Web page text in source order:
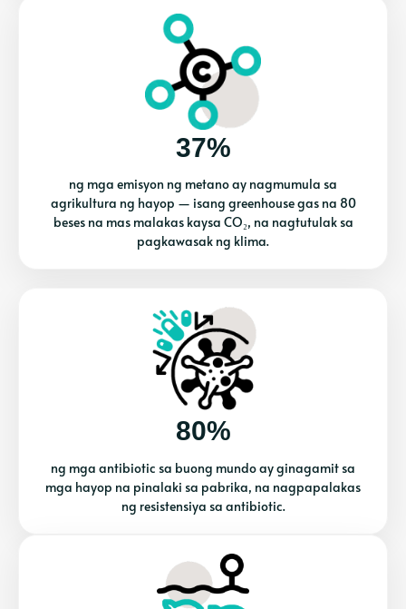
37%
ng mga emisyon ng metano ay nagmumula sa
agrikultura ng hayop — isang greenhouse gas na 80
beses na mas malakas kaysa CO₂, na nagtutulak sa
pagkawasak ng klima.
80%
ng mga antibiotic sa buong mundo ay ginagamit sa
mga hayop na pinalaki sa pabrika, na nagpapalakas
ng resistensiya sa antibiotic.